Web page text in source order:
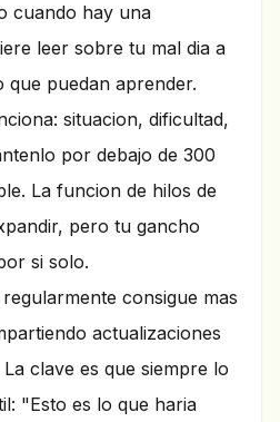
cuando hay una
leer sobre tu mal dia a
que puedan aprender.
situacion, dificultad,
por debajo de 300
La funcion de hilos de
pero tu gancho
si solo.
consigue mas
actualizaciones
clave es que siempre lo
"Esto es lo que haria